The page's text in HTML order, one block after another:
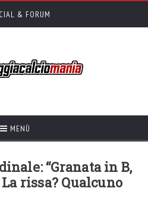
& FORUM
MENÙ
“Granata in B,
rissa? Qualcuno